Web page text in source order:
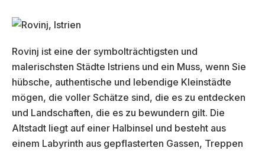
Rovinj ist eine der symbolträchtigsten und
malerischsten Städte Istriens und ein Muss, wenn Sie
hübsche, authentische und lebendige Kleinstädte
mögen, die voller Schätze sind, die es zu entdecken
und Landschaften, die es zu bewundern gilt. Die
Altstadt liegt auf einer Halbinsel und besteht aus
einem Labyrinth aus gepflasterten Gassen, Treppen